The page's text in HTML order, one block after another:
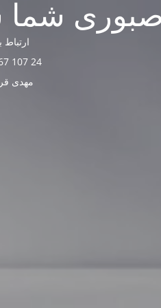
ارتباط
24 107 67 0912
مهدی